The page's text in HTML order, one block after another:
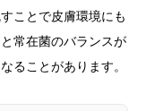
ことで皮膚環境にも
常在菌のバランスが
ることがあります。